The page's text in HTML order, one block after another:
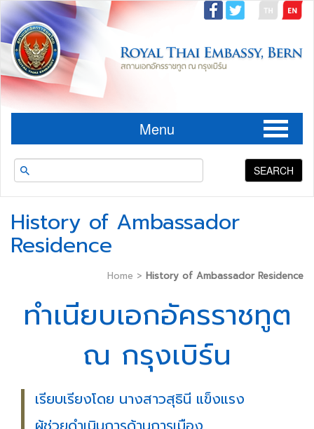
Menu
SEARCH
History of Ambassador
Residence
Home > History of Ambassador Residence
ทำเนียบเอกอัครราชทูต
ณ กรุงเบิร์น
เรียบเรียงโดย นางสาวสุธินี แข็งแรง